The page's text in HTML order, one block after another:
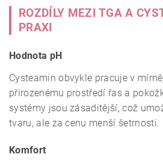
ROZDÍLY MEZI TGA A
PRAXI
Hodnota pH
Cysteamin obvykle pracuje v
přirozenému prostředí řas a
systémy jsou zásaditější, což
tvaru, ale za cenu menší šetrnosti.
Komfort